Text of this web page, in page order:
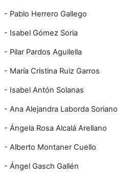
- Pablo Herrero Gallego
- Isabel Gómez Soria
- Pilar Pardos Aguilella
- María Cristina Ruiz Garros
- Isabel Antón Solanas
- Ana Alejandra Laborda Soriano
- Ángela Rosa Alcalá Arellano
- Alberto Montaner Cuello
- Ángel Gasch Gallén